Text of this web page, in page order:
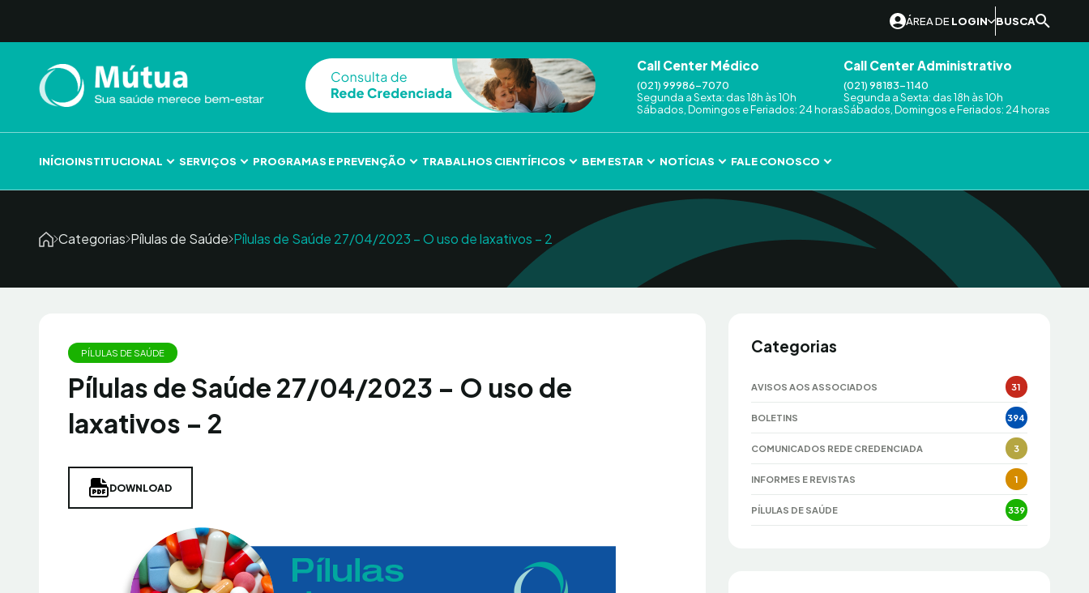
ÁREA DE LOGIN BUSCA
Call Center Médico
(021) 99986-7070
Segunda a Sexta: das 18h às 10h
Sábados, Domingos e Feriados: 24 horas
Call Center Administrativo
(021) 98183-1140
Segunda a Sexta: das 18h às 10h
Sábados, Domingos e Feriados: 24 horas
INÍCIOINSTITUCIONAL SERVIÇOS PROGRAMAS E PREVENÇÃO TRABALHOS CIENTÍFICOS BEM ESTAR NOTÍCIAS FALE CONOSCO
Categorias Pílulas de Saúde Pílulas de Saúde 27/04/2023 – O uso de laxativos – 2
PÍLULAS DE SAÚDE
Pílulas de Saúde 27/04/2023 – O uso de
laxativos – 2
DOWNLOAD
Categorias
AVISOS AOS ASSOCIADOS 31
BOLETINS 394
COMUNICADOS REDE CREDENCIADA 3
INFORMES E REVISTAS 1
PÍLULAS DE SAÚDE 339